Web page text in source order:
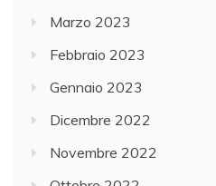
Marzo 2023
Febbraio 2023
Gennaio 2023
Dicembre 2022
Novembre 2022